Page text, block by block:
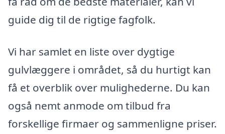
guide dig til de rigtige fagfolk.
Vi har samlet en liste over dygtige
gulvlæggere i området, så du hurtigt kan
få et overblik over mulighederne. Du kan
også nemt anmode om tilbud fra
forskellige firmaer og sammenligne priser.